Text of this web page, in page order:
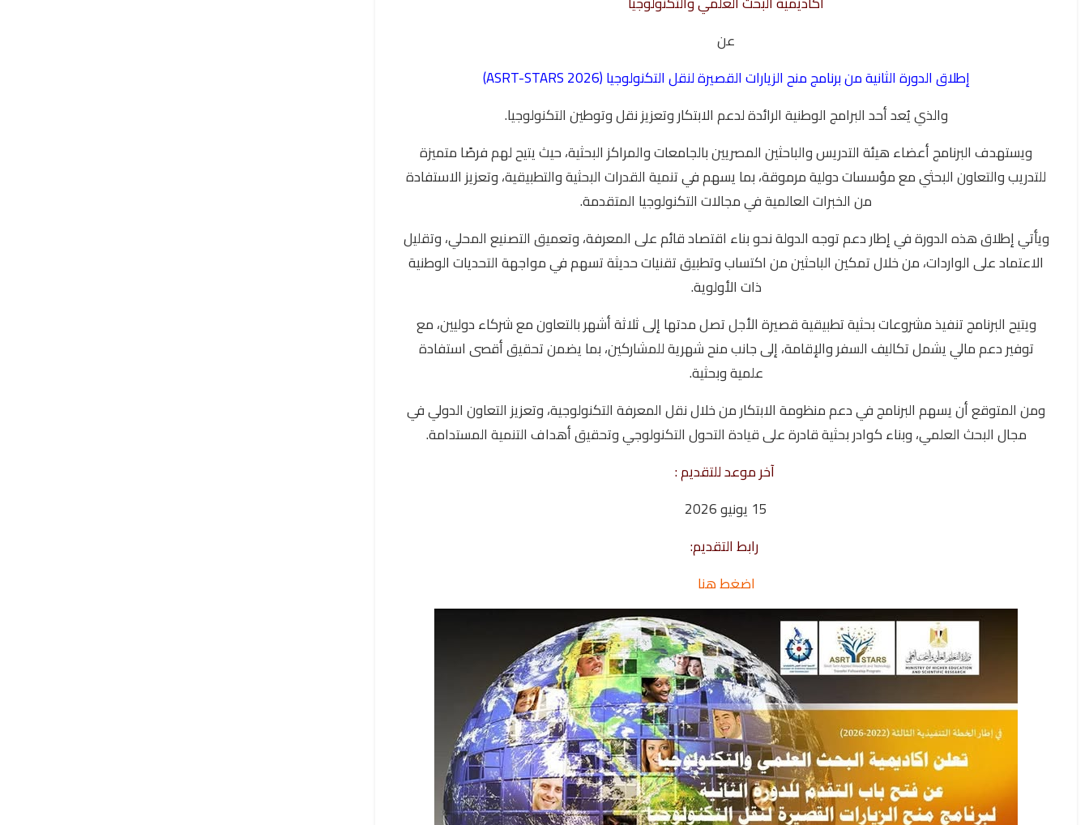
عن
إطلاق الدورة الثانية من برنامج منح الزيارات القصيرة لنقل التكنولوجيا (ASRT-STARS 2026)
والذي يُعد أحد البرامج الوطنية الرائدة لدعم الابتكار وتعزيز نقل وتوطين التكنولوجيا.
ويستهدف البرنامج أعضاء هيئة التدريس والباحثين المصريين بالجامعات والمراكز البحثية، حيث يتيح لهم فرصًا متميزة
للتدريب والتعاون البحثي مع مؤسسات دولية مرموقة، بما يسهم في تنمية القدرات البحثية والتطبيقية، وتعزيز الاستفادة
من الخبرات العالمية في مجالات التكنولوجيا المتقدمة.
ويأتي إطلاق هذه الدورة في إطار دعم توجه الدولة نحو بناء اقتصاد قائم على المعرفة، وتعميق التصنيع المحلي، وتقليل
الاعتماد على الواردات، من خلال تمكين الباحثين من اكتساب وتطبيق تقنيات حديثة تسهم في مواجهة التحديات الوطنية
ذات الأولوية.
ويتيح البرنامج تنفيذ مشروعات بحثية تطبيقية قصيرة الأجل تصل مدتها إلى ثلاثة أشهر بالتعاون مع شركاء دوليين، مع
توفير دعم مالي يشمل تكاليف السفر والإقامة، إلى جانب منح شهرية للمشاركين، بما يضمن تحقيق أقصى استفادة
علمية وبحثية.
ومن المتوقع أن يسهم البرنامج في دعم منظومة الابتكار من خلال نقل المعرفة التكنولوجية، وتعزيز التعاون الدولي في
مجال البحث العلمي، وبناء كوادر بحثية قادرة على قيادة التحول التكنولوجي وتحقيق أهداف التنمية المستدامة.
آخر موعد للتقديم :
15 يونيو 2026
رابط التقديم:
اضغط هنا